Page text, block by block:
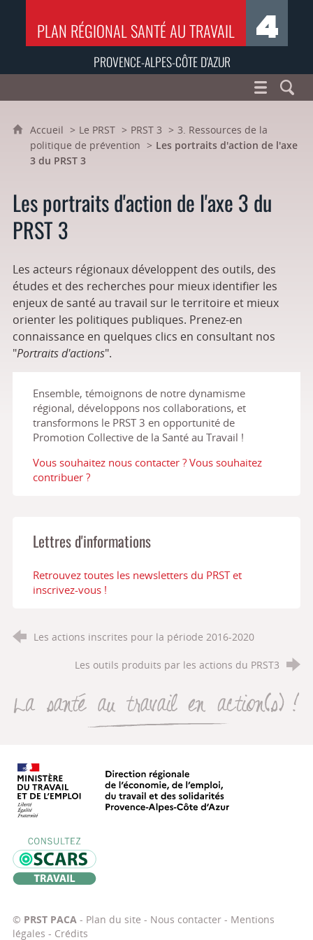
PLAN RÉGIONAL SANTÉ AU TRAVAIL
PROVENCE-ALPES-CÔTE D'AZUR
Accueil Le PRST PRST 3
3. Ressources de la
politique de prévention
Les portraits d'action de l'axe
3 du PRST 3
Les portraits d'action de l'axe 3 du
PRST 3
Les acteurs régionaux développent des outils, des
études et des recherches pour mieux identifier les
enjeux de santé au travail sur le territoire et mieux
orienter les politiques publiques. Prenez-en
connaissance en quelques clics en consultant nos
"Portraits d'actions".
Ensemble, témoignons de notre dynamisme
régional, développons nos collaborations, et
transformons le PRST 3 en opportunité de
Promotion Collective de la Santé au Travail !
Vous souhaitez nous contacter ? Vous souhaitez
contribuer ?
Lettres d'informations
Retrouvez toutes les newsletters du PRST et
inscrivez-vous !
Les actions inscrites pour la période 2016-2020
Les outils produits par les actions du PRST3
La santé au travail en
Direction régionale de l’économie,
© PRST PACA- Plan du site - Nous contacter- Mentions
légales - Crédits